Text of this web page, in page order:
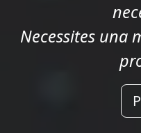
Necessites una